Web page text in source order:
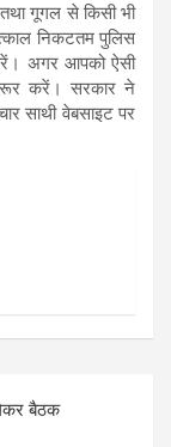
गूगल से किसी भी
निकटतम पुलिस
अगर आपको ऐसी
करें। सरकार ने
साथी वेबसाइट पर
लेकर बैठक